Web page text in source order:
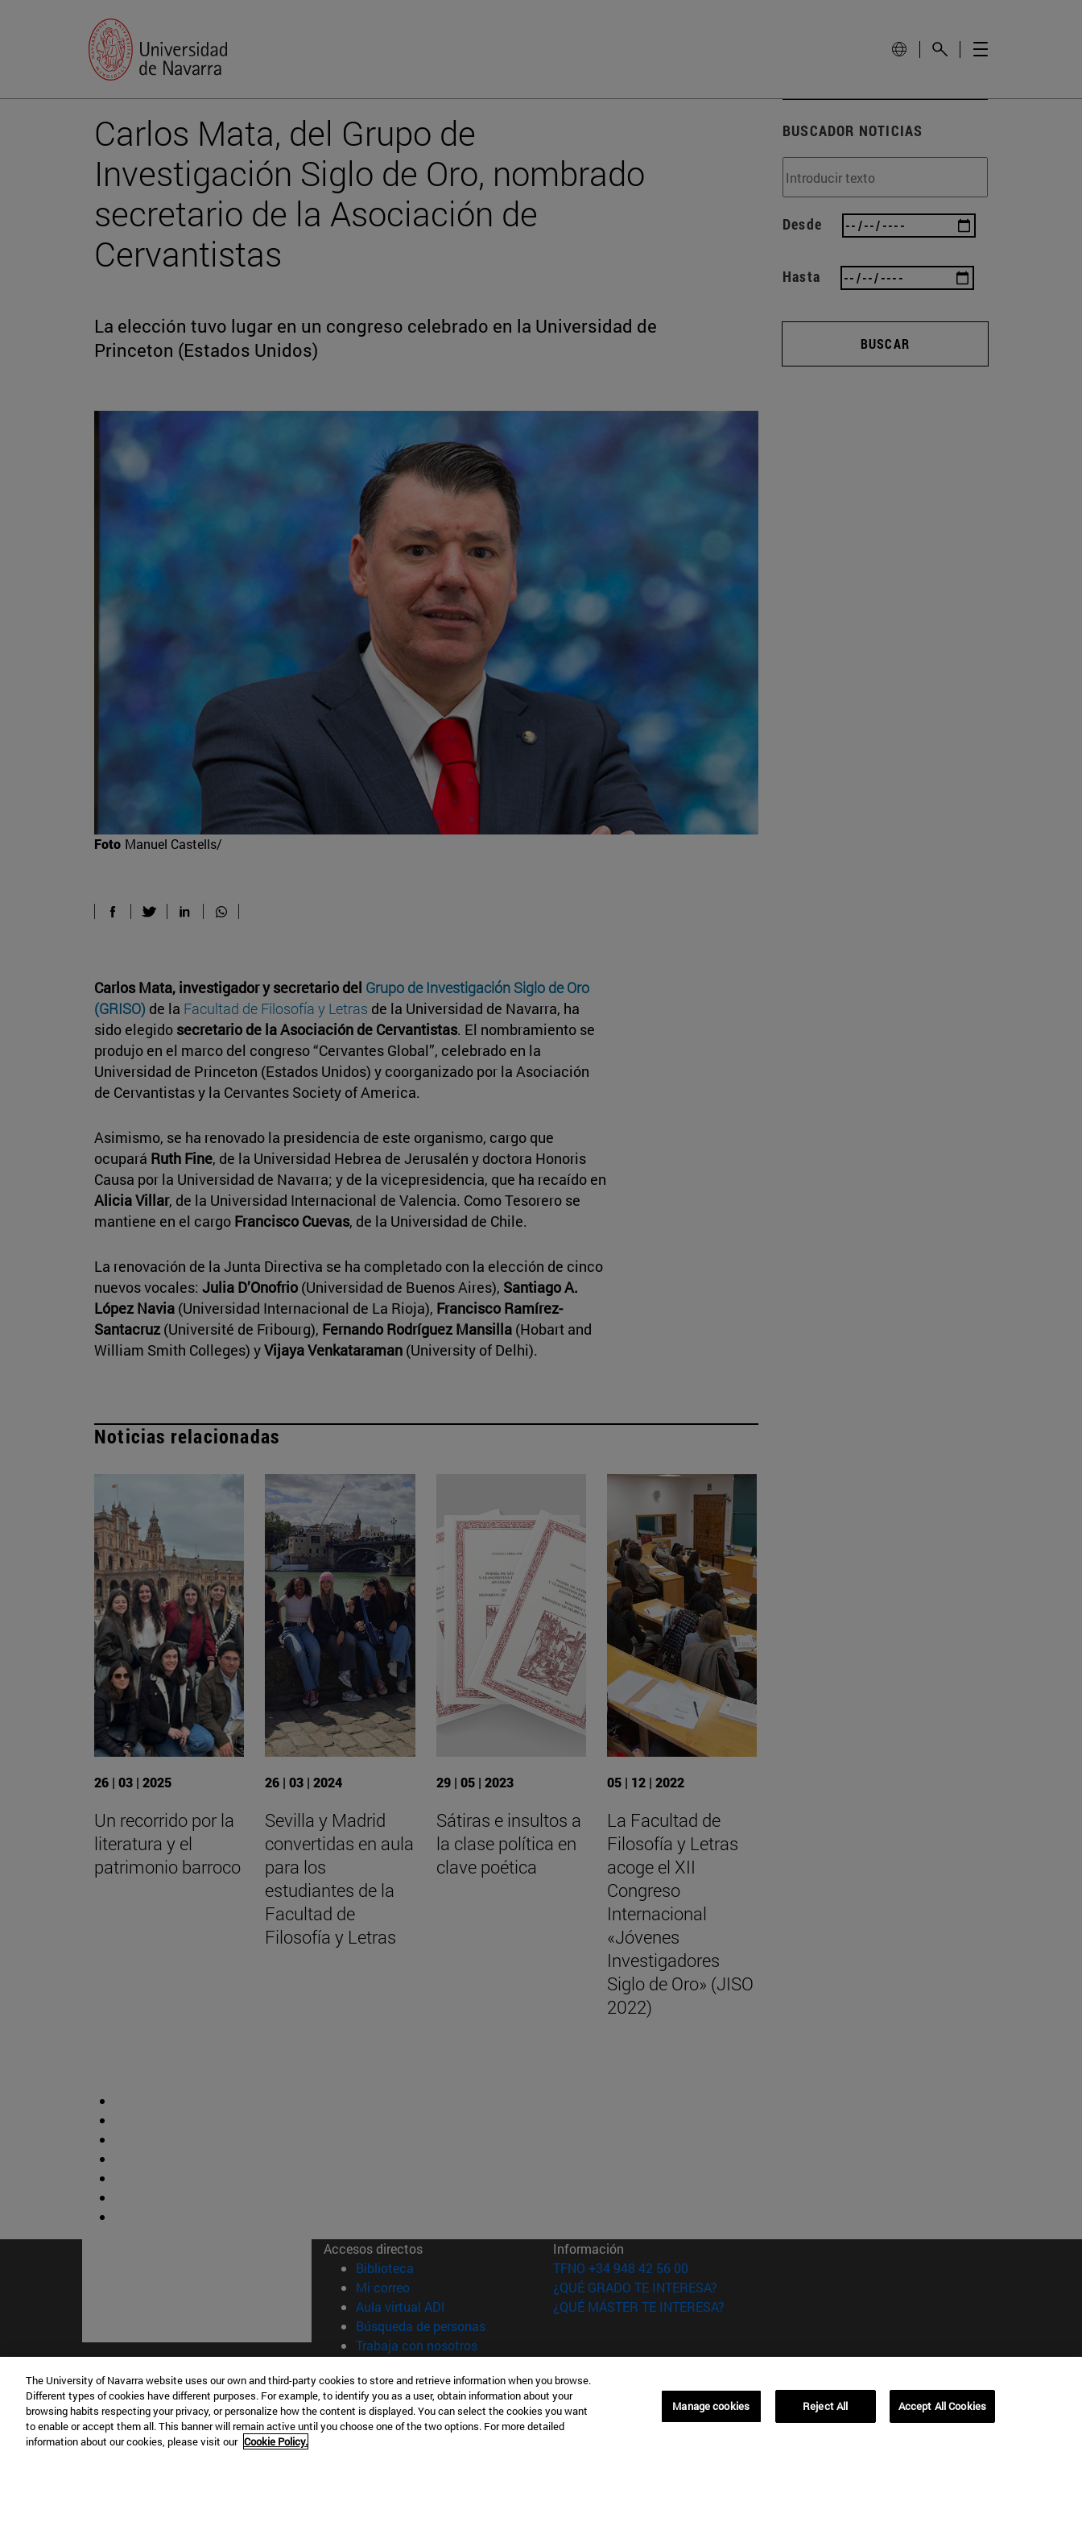
Carlos Mata, del Grupo de
Investigación Siglo de Oro, nombrado
secretario de la Asociación de
Cervantistas
La elección tuvo lugar en un congreso celebrado en la Universidad de
Princeton (Estados Unidos)
Foto Manuel Castells/
Carlos Mata, investigador y secretario del Grupo de Investigación Siglo de Oro
(GRISO) de la Facultad de Filosofía y Letras de la Universidad de Navarra, ha
sido elegido secretario de la Asociación de Cervantistas. El nombramiento se
produjo en el marco del congreso “Cervantes Global”, celebrado en la
Universidad de Princeton (Estados Unidos) y coorganizado por la Asociación
de Cervantistas y la Cervantes Society of America.
Asimismo, se ha renovado la presidencia de este organismo, cargo que
ocupará Ruth Fine, de la Universidad Hebrea de Jerusalén y doctora Honoris
Causa por la Universidad de Navarra; y de la vicepresidencia, que ha recaído en
Alicia Villar, de la Universidad Internacional de Valencia. Como Tesorero se
mantiene en el cargo Francisco Cuevas, de la Universidad de Chile.
La renovación de la Junta Directiva se ha completado con la elección de cinco
nuevos vocales: Julia D’Onofrio (Universidad de Buenos Aires), Santiago A.
López Navia (Universidad Internacional de La Rioja), Francisco Ramírez-
Santacruz (Université de Fribourg), Fernando Rodríguez Mansilla (Hobart and
William Smith Colleges) yVijaya Venkataraman (University of Delhi).
Noticias relacionadas
26 | 03 | 2025
Un recorrido por la
literatura y el
patrimonio barroco
26 | 03 | 2024
Sevilla y Madrid
convertidas en aula
para los
estudiantes de la
Facultad de
Filosofía y Letras
29 | 05 | 2023
Sátiras e insultos a
la clase política en
clave poética
05 | 12 | 2022
La Facultad de
Filosofía y Letras
acoge el XII
Congreso
Internacional
«Jóvenes
Investigadores
Siglo de Oro» (JISO
2022)
BUSCADOR NOTICIAS
Desde
Hasta
BUSCAR
Accesos directos
Biblioteca (abre en nueva ventana)
Mi correo(abre en nueva ventana)
Aula virtual ADI (abre en nueva ventana)
Búsqueda de personas(abre en nueva ventana)
Trabaja con nosotros(abre en nueva ventana)
Información
TFNO +34 948 42 56 00
¿QUÉ GRADO TE INTERESA?
¿QUÉ MÁSTER TE INTERESA?
© Universidad de
Navarra
Accesibilidad
Configuración de cookies
Campus Pamplona
The University of Navarra website uses our own and third-party cookies to store and retrieve information when you browse.
Different types of cookies have different purposes. For example, to identify you as a user, obtain information about your
browsing habits respecting your privacy, or personalize how the content is displayed. You can select the cookies you want
to enable or accept them all. This banner will remain active until you choose one of the two options. For more detailed
information about our cookies, please visit our Cookie Policy.
Manage cookies Reject All Accept All Cookies